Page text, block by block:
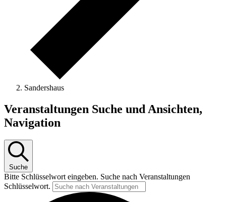
Sandershaus
Veranstaltungen
Veranstaltungen Suche und Ansichten,
Navigation
Suche
Bitte Schlüsselwort eingeben. Suche nach Veranstaltungen
Schlüsselwort.